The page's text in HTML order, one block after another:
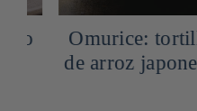
Omurice: tortilla
de arroz japonesa